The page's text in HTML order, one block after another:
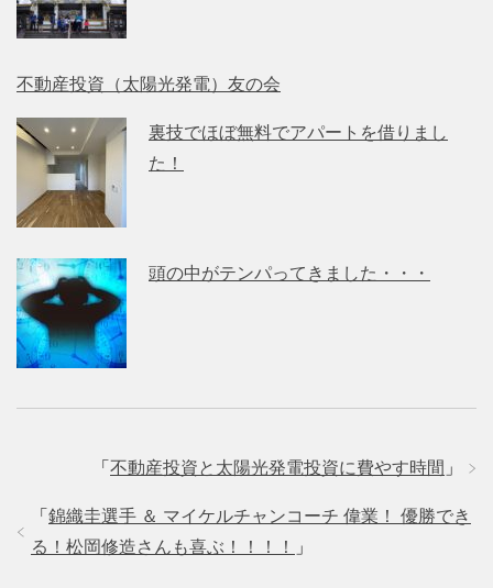
不動産投資（太陽光発電）友の会
裏技でほぼ無料でアパートを借りまし
た！
頭の中がテンパってきました・・・
「 不動産投資と太陽光発電投資に費やす時間 」
「 錦織圭選手 ＆ マイケルチャンコーチ 偉業！ 優勝でき
る！松岡修造さんも喜ぶ！！！！
」